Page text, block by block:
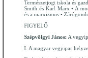
Természetjogi iskola és
Smith és Karl Marx • A
és a marxizmus •
FIGYELŐ
Szépvölgyi János: A
I. A magyar vegyipar